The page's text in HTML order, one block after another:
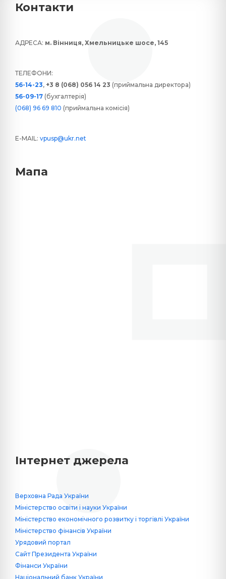
Контакти
АДРЕСА: м. Вінниця, Хмельницьке шосе, 145
ТЕЛЕФОНИ:
56-14-23, +3 8 (068) 056 14 23 (приймальна директора)
56-09-17 (бухгалтерія)
(068) 96 69 810 (приймальна комісія)
E-MAIL: vpusp@ukr.net
Мапа
Інтернет джерела
Верховна Рада України
Міністерство освіти і науки України
Міністерство економічного розвитку і торгівлі України
Міністерство фінансів України
Урядовий портал
Сайт Президента України
Фінанси України
Національний банк України